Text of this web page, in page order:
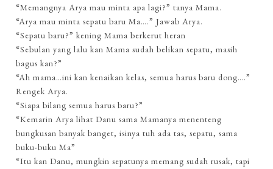
“Memangnya Arya mau minta apa lagi?” tanya Mama.
“Arya mau minta sepatu baru Ma….” Jawab Arya.
“Sepatu baru?” kening Mama berkerut heran
“Sebulan yang lalu kan Mama sudah belikan sepatu, masih
bagus kan?”
“Ah mama…ini kan kenaikan kelas, semua harus baru dong….”
Rengek Arya.
“Siapa bilang semua harus baru?”
“Kemarin Arya lihat Danu sama Mamanya menenteng
bungkusan banyak banget, isinya tuh ada tas, sepatu, sama
buku-buku Ma”
“Itu kan Danu, mungkin sepatunya memang sudah rusak, tapi